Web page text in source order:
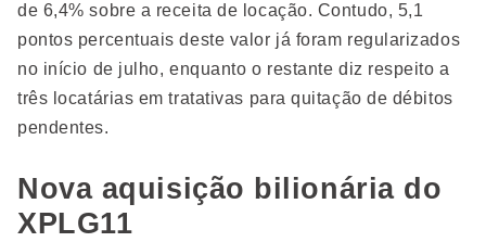
de 6,4% sobre a receita de locação. Contudo, 5,1
pontos percentuais deste valor já foram regularizados
no início de julho, enquanto o restante diz respeito a
três locatárias em tratativas para quitação de débitos
pendentes.
Nova aquisição bilionária do
XPLG11